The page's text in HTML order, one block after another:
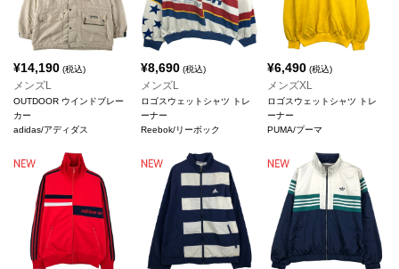
¥14,190 (税込)
メンズL
OUTDOOR ウインドブレー
カー
adidas/アディダス
¥8,690(税込)
メンズL
ロゴスウェットシャツ トレ
ーナー
Reebok/リーボック
¥6,490 (税込)
メンズXL
ロゴスウェットシャツ トレ
ーナー
PUMA/プーマ